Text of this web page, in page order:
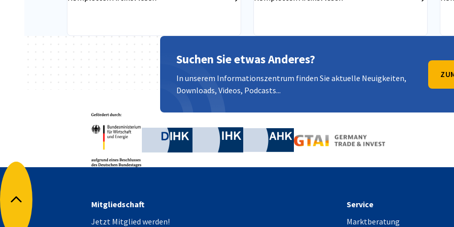
Wirtschaftsbeziehungen zu vertiefen.
Suchen Sie etwas Anderes?
In unserem Informationszentrum finden Sie aktuelle Neuigkeiten,
Downloads, Videos, Podcasts...
Deutsche Industrie- und Handelskammer
Industrie- und Handelskammer
AHK.de
Nach oben
Mitgliedschaft
Jetzt Mitglied werden!
Service
Marktberatung